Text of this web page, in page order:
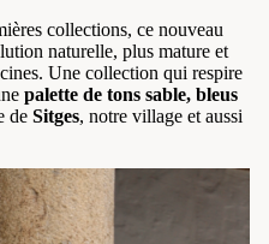
collections, ce nouveau
naturelle, plus mature et
Une collection qui respire
palette de tons sable, bleus
de Sitges, notre village et aussi